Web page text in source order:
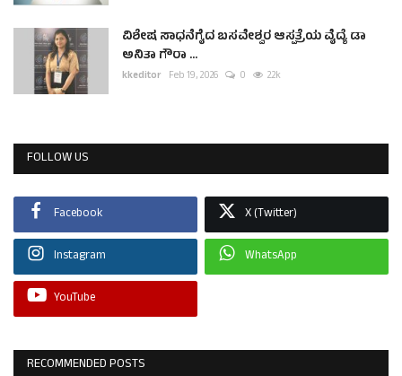
ವಿಶೇಷ ಸಾಧನೆಗೈದ ಬಸವೇಶ್ವರ ಆಸ್ಪತ್ರೆಯ ವೈದ್ಯೆ ಡಾ
ಅನಿತಾ ಗೌರಾ ...
kkeditor Feb 19, 2026 0 2.2k
FOLLOW US
Facebook X (Twitter)
Instagram WhatsApp
YouTube
RECOMMENDED POSTS